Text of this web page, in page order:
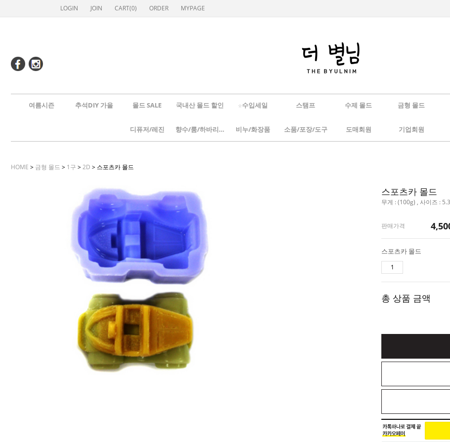
LOGIN JOIN CART(0) ORDER MYPAGE
여름시즌 추석DIY 가을 몰드 SALE 국내산 몰드 할인 ☆수입세일 스탬프 수제 몰드 금형 몰드
디퓨저/레진 향수/룸/하바리움 비누/화장품 소품/포장/도구 도매회원 기업회원
HOME > 금형 몰드 > 1구 >2D > 스포츠카 몰드
스포츠카 몰드
무게 : (100g) , 사이즈 :
판매가격
스포츠카 몰드
총 상품 금액